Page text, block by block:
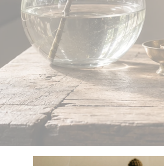
品牌故事
Brand Story
品牌故事
Brand Story